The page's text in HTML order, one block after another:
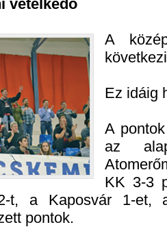
vetélkedő
A
Ez idáig
A
az
KK 3-3
t, a Kaposvár 1-et,
pontok.